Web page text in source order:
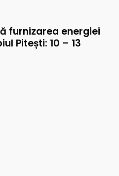
furnizarea energiei
Pitești: 10 – 13